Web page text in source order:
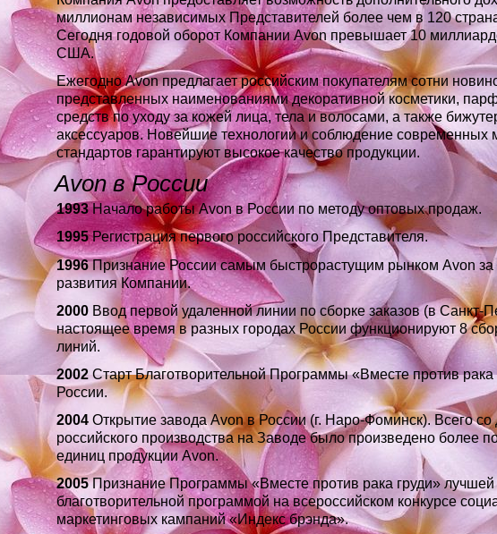
миллионам независимых Представителей более чем в 120
Сегодня годовой оборот Компании Avon превышает 10
США.
Ежегодно Avon предлагает российским покупателям сотни
представленных наименованиями декоративной косметики,
средств по уходу за кожей лица, тела и волосами, а также
аксессуаров. Новейшие технологии и соблюдение современных
стандартов гарантируют высокое качество продукции.
Avon в России
1993Начало работы Avon в России по методу оптовых продаж.
1995Регистрация первого российского Представителя.
1996Признание России самым быстрорастущим рынком Avon за
развития Компании.
2000Ввод первой удаленной линии по сборке заказов (в Санкт-
настоящее время в разных городах России функционируют 8
линий.
2002Старт Благотворительной Программы «Вместе против рака
России.
2004Открытие завода Avon в России (г. Наро-Фоминск). Всего со
российского производства на Заводе было произведено более
единиц продукции Avon.
2005Признание Программы «Вместе против рака груди» лучшей
благотворительной программой на всероссийском конкурсе
маркетинговых кампаний «Индекс брэнда».